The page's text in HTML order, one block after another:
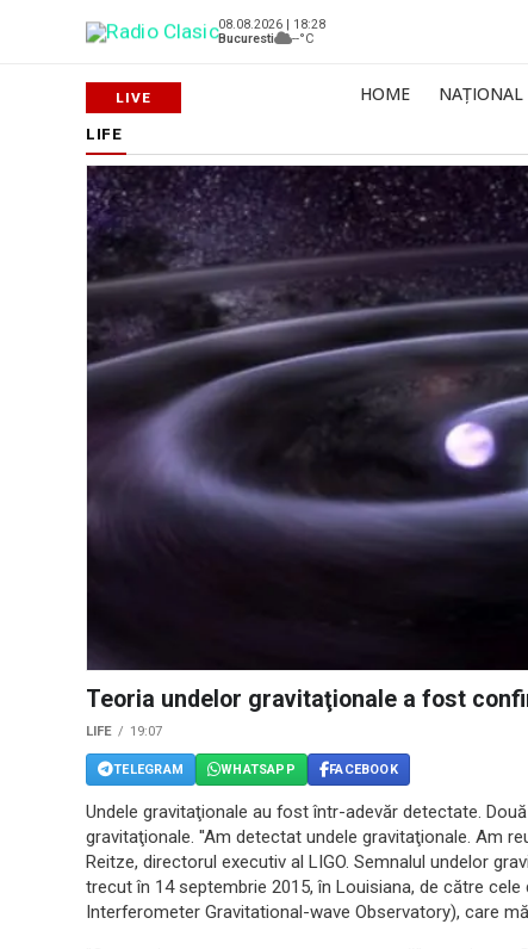
08.08.2026 | 18:28
Bucuresti
--°C
HOME NAȚIONAL
LIFE
Teoria undelor gravitaţionale a fost
LIFE 19:07
TELEGRAM WHATSAPP FACEBOOK
Undele gravitaţionale au fost într-adevăr detectate.
gravitaţionale. ''Am detectat undele gravitaţionale. Am
Reitze, directorul executiv al LIGO. Semnalul undelor
trecut în 14 septembrie 2015, în Louisiana, de către
Interferometer Gravitational-wave Observatory), care